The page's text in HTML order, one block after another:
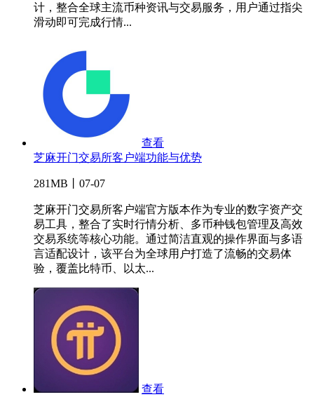
计，整合全球主流币种资讯与交易服务，用户通过指尖
滑动即可完成行情...
查看
芝麻开门交易所客户端功能与优势
281MB丨07-07
芝麻开门交易所客户端官方版本作为专业的数字资产交
易工具，整合了实时行情分析、多币种钱包管理及高效
交易系统等核心功能。通过简洁直观的操作界面与多语
言适配设计，该平台为全球用户打造了流畅的交易体
验，覆盖比特币、以太...
查看